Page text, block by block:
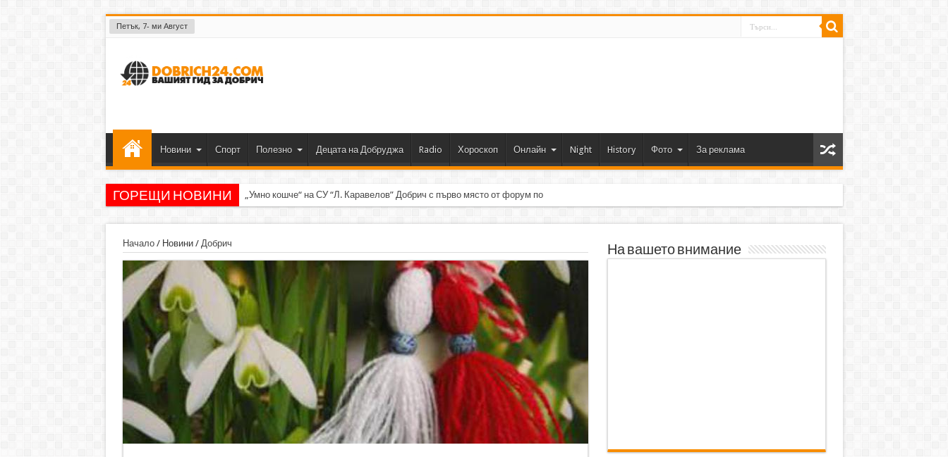
Петък, 7- ми Август
Новини Спорт Полезно Децата на Добруджа Radio Хороскоп Онлайн Night History Фото За реклама
ГОРЕЩИ НОВИНИ „Умно кошче“ на СУ “Л. Каравелов” Добрич с първо място от форум по роботика
Начало/ Новини/ Добрич На вашето внимание